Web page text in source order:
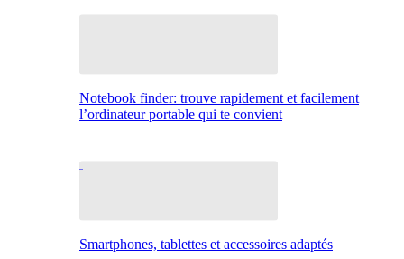
Notebook finder: trouve rapidement et facilement
l’ordinateur portable qui te convient
Smartphones, tablettes et accessoires adaptés